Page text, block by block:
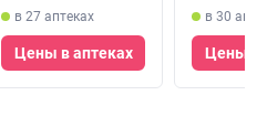
в 27 аптеках
Цены в аптеках
в 30
Цены в